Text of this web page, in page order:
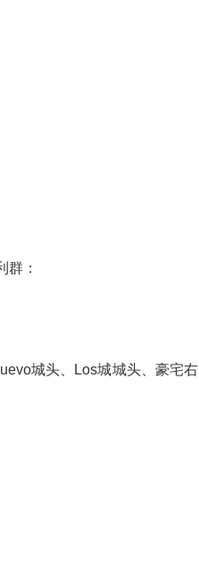
群：
城头、Los城城头、豪宅右